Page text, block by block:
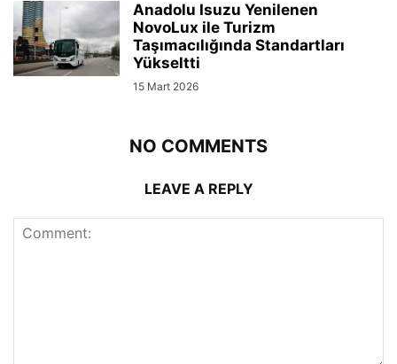
Anadolu Isuzu Yenilenen
NovoLux ile Turizm
Taşımacılığında Standartları
Yükseltti
15 Mart 2026
NO COMMENTS
LEAVE A REPLY